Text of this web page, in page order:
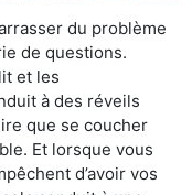
du problème
de questions.
et les
à des réveils
que se coucher
Et lorsque vous
d’avoir vos